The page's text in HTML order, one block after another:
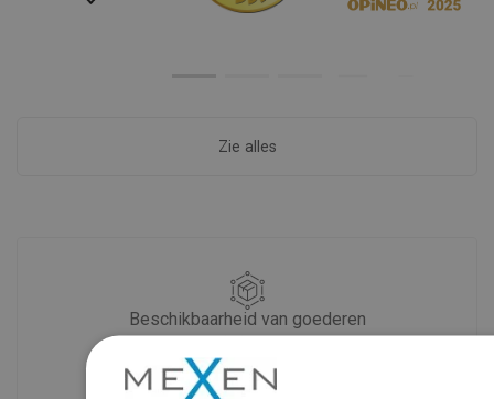
Zie alles
Beschikbaarheid van goederen
oppervlakte van 31.000 m² met meer